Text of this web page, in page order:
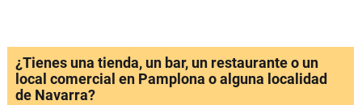
¿Tienes una tienda, un bar, un restaurante o un
local comercial en Pamplona o alguna localidad
de Navarra?